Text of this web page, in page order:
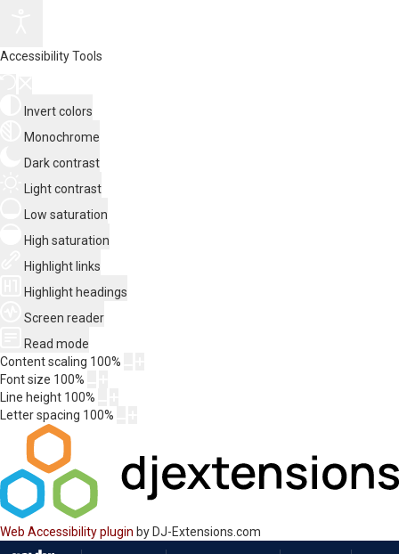
Accessibility Tools
Invert colors
Monochrome
Dark contrast
Light contrast
Low saturation
High saturation
Highlight links
Highlight headings
Screen reader
Read mode
Content scaling 100%
Font size 100%
Line height 100%
Letter spacing 100%
Web Accessibility plugin by DJ-Extensions.com